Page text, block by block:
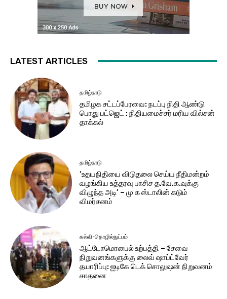
LATEST ARTICLES
தமிழ்நாடு
தமிழக சட்டப்பேரவை: நடப்பு நிதி ஆண்​டு
பொது பட்ஜெட் ; நிதியமைச்சர் மரிய வில்சன்
தாக்​கல்
தமிழ்நாடு
‘உதயநிதியை விடுதலை செய்ய நீதிமன்றம்
வழங்கிய உத்தரவு பாசிச த.வே.க.வுக்கு
விழுந்த அடி’ – மு க ஸ்டாலின் கடும்
விமர்சனம்
கல்வி-தொழில்நுட்பம்
ஆட்டோமொபைல் உற்பத்தி – சேவை
நிறுவனங்களுக்கு லைவ் ஷாப்ட்வேர்
தயாரிப்பு: ஐடிகே டெக் சொலுஷன் நிறுவனம்
சாதனை